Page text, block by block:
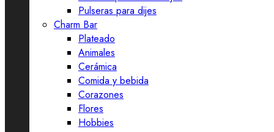
Pulseras para dijes
Charm Bar
Plateado
Animales
Cerámica
Comida y bebida
Corazones
Flores
Hobbies